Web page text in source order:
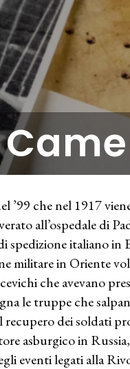
’99 che nel 1917
all’ospedale di
spedizione italiano in
militare in Oriente
che avevano
le truppe che
recupero dei soldati
asburgico in
eventi legati alla